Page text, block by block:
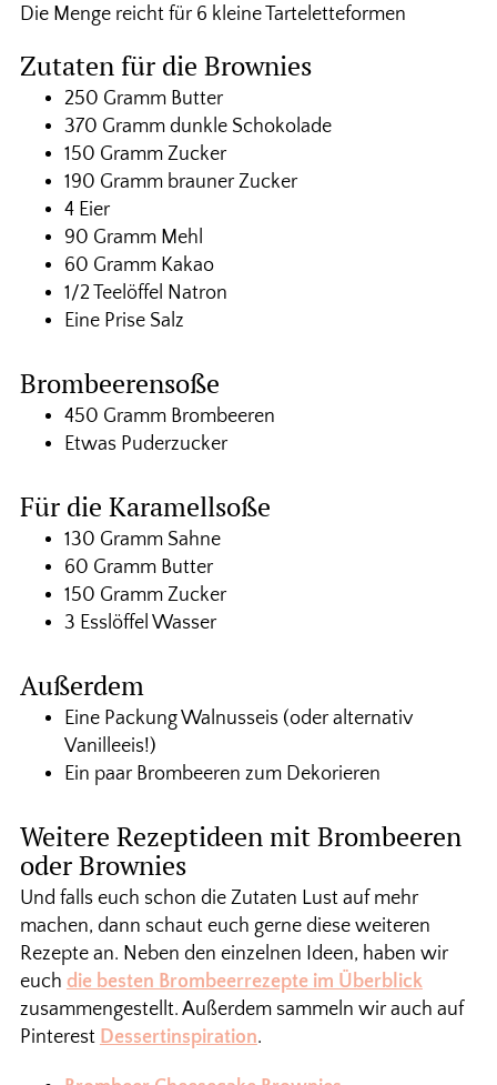
Die Menge reicht für 6 kleine Tarteletteformen
Zutaten für die Brownies
250 Gramm Butter
370 Gramm dunkle Schokolade
150 Gramm Zucker
190 Gramm brauner Zucker
4 Eier
90 Gramm Mehl
60 Gramm Kakao
1/2 Teelöffel Natron
Eine Prise Salz
Brombeerensoße
450 Gramm Brombeeren
Etwas Puderzucker
Für die Karamellsoße
130 Gramm Sahne
60 Gramm Butter
150 Gramm Zucker
3 Esslöffel Wasser
Außerdem
Eine Packung Walnusseis (oder alternativ
Vanilleeis!)
Ein paar Brombeeren zum Dekorieren
Weitere Rezeptideen mit Brombeeren
oder Brownies
Und falls euch schon die Zutaten Lust auf mehr
machen, dann schaut euch gerne diese weiteren
Rezepte an. Neben den einzelnen Ideen, haben wir
euch die besten Brombeerrezepte im Überblick
zusammengestellt. Außerdem sammeln wir auch auf
Pinterest Dessertinspiration.